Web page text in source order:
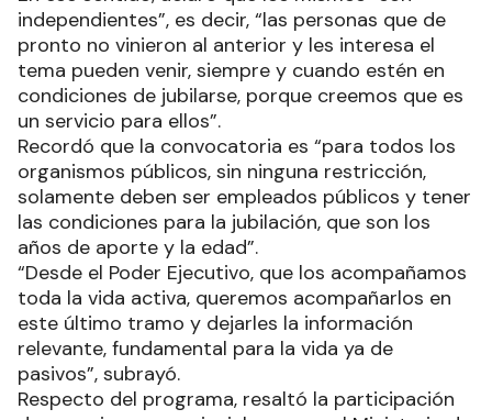
independientes”, es decir, “las personas que de
pronto no vinieron al anterior y les interesa el
tema pueden venir, siempre y cuando estén en
condiciones de jubilarse, porque creemos que es
un servicio para ellos”.
Recordó que la convocatoria es “para todos los
organismos públicos, sin ninguna restricción,
solamente deben ser empleados públicos y tener
las condiciones para la jubilación, que son los
años de aporte y la edad”.
“Desde el Poder Ejecutivo, que los acompañamos
toda la vida activa, queremos acompañarlos en
este último tramo y dejarles la información
relevante, fundamental para la vida ya de
pasivos”, subrayó.
Respecto del programa, resaltó la participación